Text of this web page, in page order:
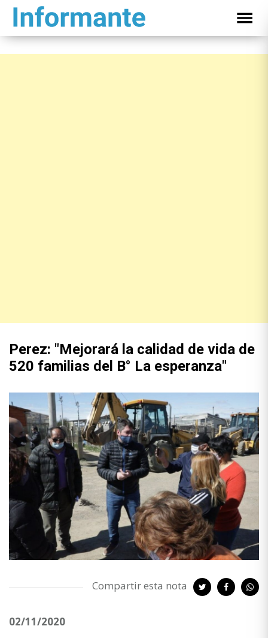
Perez: "Mejorará la calidad de vida de
520 familias del B° La esperanza"
Compartir esta nota
02/11/2020